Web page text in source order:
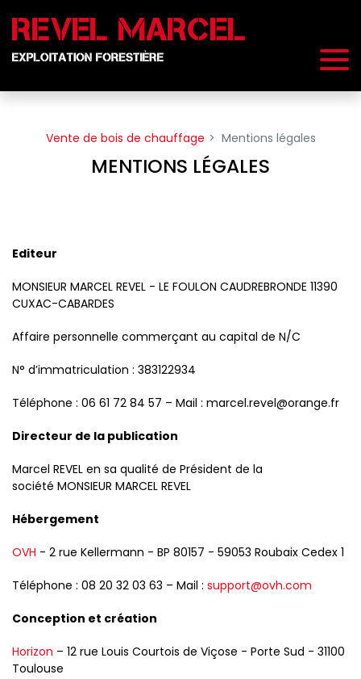
Vente de bois de chauffage Mentions légales
MENTIONS LÉGALES
Editeur
MONSIEUR MARCEL REVEL - LE FOULON CAUDREBRONDE 11390
CUXAC-CABARDES
Affaire personnelle commerçant au capital de N/C
N° d’immatriculation : 383122934
Téléphone : 06 61 72 84 57 – Mail : marcel.revel@orange.fr
Directeur de la publication
Marcel REVEL en sa qualité de Président de la
société MONSIEUR MARCEL REVEL
Hébergement
OVH - 2 rue Kellermann - BP 80157 - 59053 Roubaix Cedex 1
Téléphone : 08 20 32 03 63 – Mail : support@ovh.com
Conception et création
Horizon – 12 rue Louis Courtois de Viçose - Porte Sud - 31100
Toulouse